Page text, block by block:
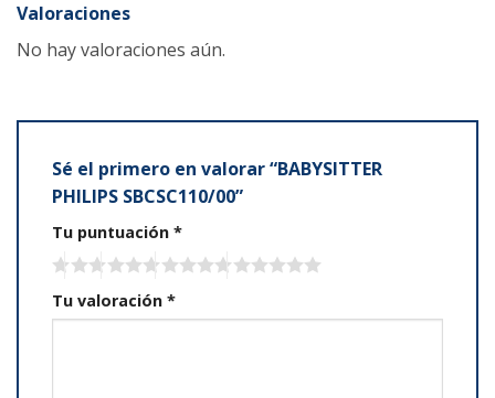
Valoraciones
No hay valoraciones aún.
Sé el primero en valorar “BABYSITTER
PHILIPS SBCSC110/00”
Tu puntuación *
Tu valoración *